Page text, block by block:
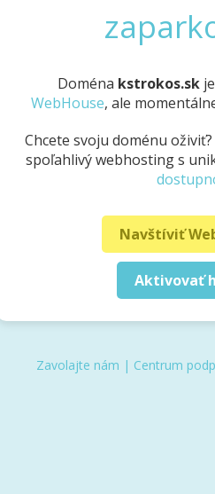
Doména kstrokos.sk
WebHouse, ale
Chcete svoju doménu
spoľahlivý webhosting s
Navštíviť
Aktivovať
Zavolajte nám | Centrum